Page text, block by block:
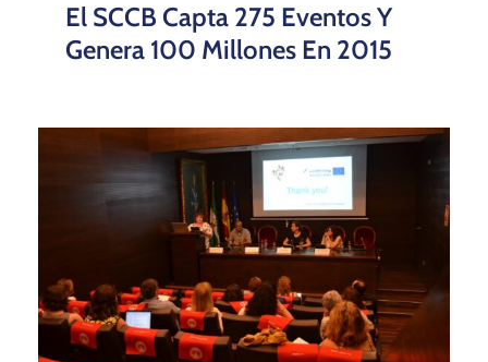
El SCCB Capta 275 Eventos Y
Genera 100 Millones En 2015